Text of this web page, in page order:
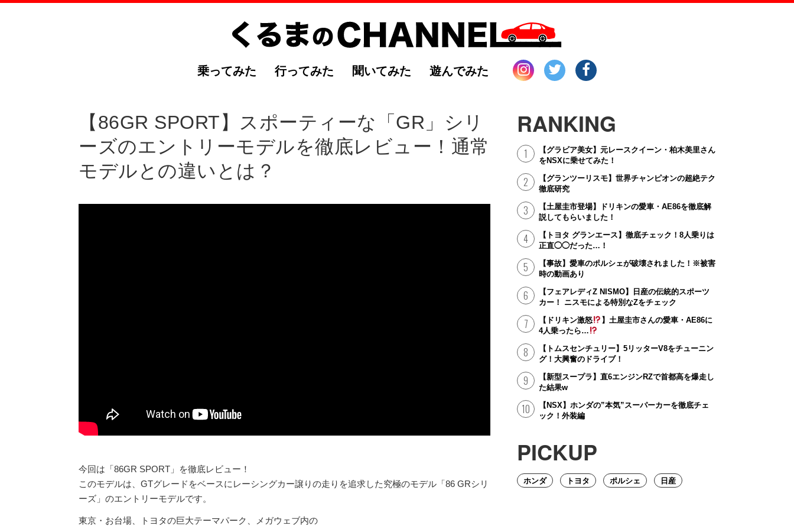
乗ってみた 行ってみた 聞いてみた 遊んでみた
【86GR SPORT】スポーティーな「GR」シリ
ーズのエントリーモデルを徹底レビュー！通常
モデルとの違いとは？
今回は「86GR SPORT」を徹底レビュー！
このモデルは、GTグレードをベースにレーシングカー譲りの走りを追求した究極のモデル「86 GRシリ
ーズ」のエントリーモデルです。
東京・お台場、トヨタの巨大テーマパーク、メガウェブ内の
RANKING
【グラビア美女】元レースクイーン・柏木美里さん
をNSXに乗せてみた！
【グランツーリスモ】世界チャンピオンの超絶テク
徹底研究
【土屋圭市登場】ドリキンの愛車・AE86を徹底解
説してもらいました！
【トヨタ グランエース】徹底チェック！8人乗りは
正直◯◯だった…！
【事故】愛車のポルシェが破壊されました！※被害
時の動画あり
【フェアレディZ NISMO】日産の伝統的スポーツ
カー！ ニスモによる特別なZをチェック
【ドリキン激怒
】土屋圭市さんの愛車・AE86に
4人乗ったら…
【トムスセンチュリー】5リッターV8をチューニン
グ！大興奮のドライブ！
【新型スープラ】直6エンジンRZで首都高を爆走し
た結果w
【NSX】ホンダの”本気”スーパーカーを徹底チェ
ック！外装編
PICKUP
ホンダ トヨタ ポルシェ 日産